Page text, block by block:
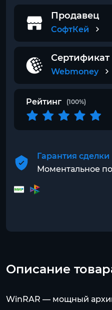
Продавец
СофтКей
Сертификат
Webmoney
Рейтинг (100%)
Гарантия сделки
Моментальное
Описание
WinRAR — мощный